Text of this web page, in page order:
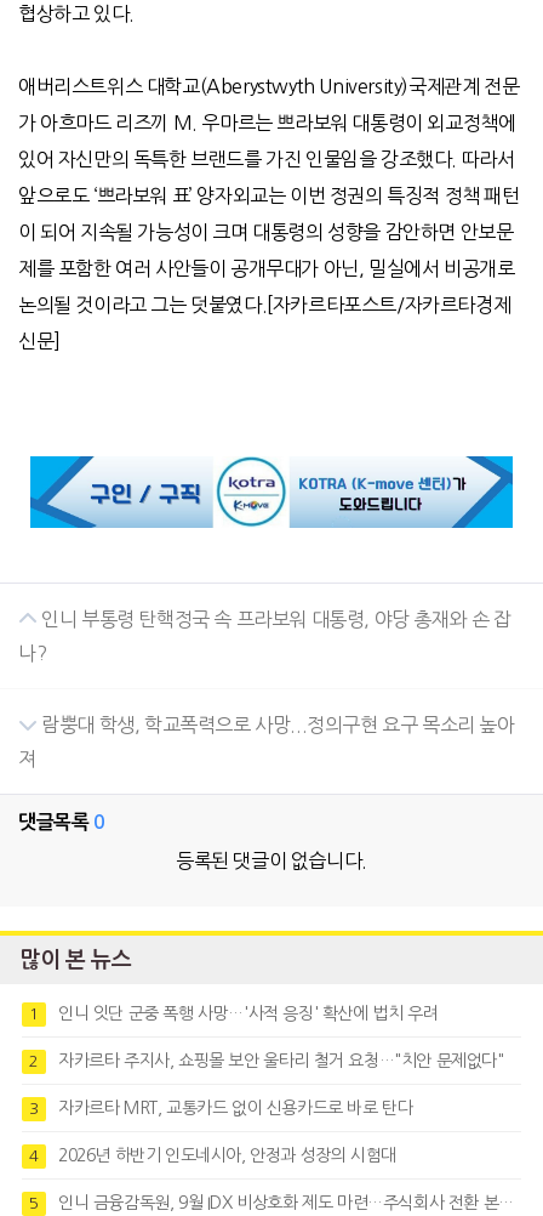
협상하고 있다.
애버리스트위스 대학교(Aberystwyth University)국제관계 전문
가 아흐마드 리즈끼
M. 우마르는 쁘라보워 대통령이 외교정책에
있어 자신만의 독특한 브랜드를 가진 인물임을 강조했다. 따라서
앞으로도 ‘쁘라보워 표’ 양자외교는 이번 정권의 특징적 정책 패턴
이 되어 지속될 가능성이 크며 대통령의 성향을 감안하면 안보문
제를 포함한 여러 사안들이 공개무대가 아닌 , 밀실에서 비공개로
논의될 것이라고 그는 덧붙였다.[ 자카르타포스트/자카르타경제
신문]
인니 부통령 탄핵정국 속 프라보워 대통령, 야당 총재와 손 잡
나?
람뿡대 학생, 학교폭력으로 사망...정의구현 요구 목소리 높아
져
댓글목록 0
등록된 댓글이 없습니다.
많이 본 뉴스
1 인니 잇단 군중 폭행 사망…'사적 응징' 확산에 법치 우려
2 자카르타 주지사, 쇼핑몰 보안 울타리 철거 요청…"치안 문제없다"
3 자카르타 MRT, 교통카드 없이 신용카드로 바로 탄다
4 2026년 하반기 인도네시아, 안정과 성장의 시험대
5 인니 금융감독원, 9월 IDX 비상호화 제도 마련…주식회사 전환 본격화